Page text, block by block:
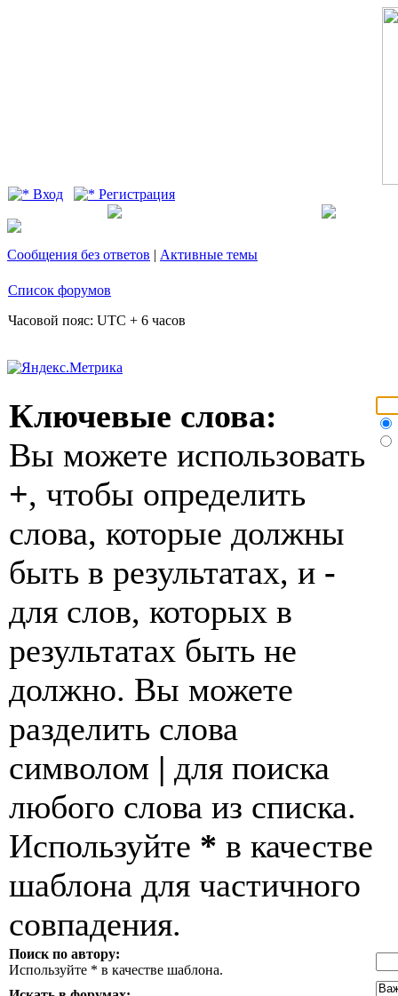
Вход Регистрация
Сообщения без ответов | Активные темы
Список форумов
Часовой пояс: UTC + 6 часов
Ключевые слова:
Вы можете использовать
+, чтобы определить
слова, которые должны
быть в результатах, и -
для слов, которых в
результатах быть не
должно. Вы можете
разделить слова
символом | для поиска
любого слова из списка.
Используйте * в качестве
шаблона для частичного
совпадения.
Поиск по автору:
Используйте * в качестве шаблона.